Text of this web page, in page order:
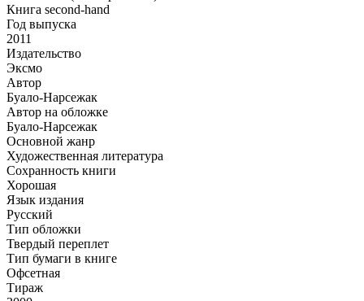
Книга second-hand
Год выпуска
2011
Издательство
Эксмо
Автор
Буало-Нарсежак
Автор на обложке
Буало-Нарсежак
Основной жанр
Художественная литература
Сохранность книги
Хорошая
Язык издания
Русский
Тип обложки
Твердый переплет
Тип бумаги в книге
Офсетная
Тираж